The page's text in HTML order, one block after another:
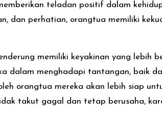
teladan positif dalam
dan perhatian, orangtua memiliki
memiliki keyakinan yang lebih
dalam menghadapi tantangan, baik
orangtua mereka akan lebih siap
takut gagal dan tetap berusaha,